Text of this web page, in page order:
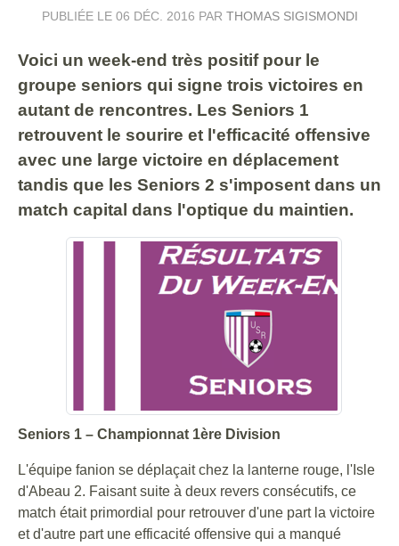
PUBLIÉE LE 06 DÉC. 2016 PAR THOMAS SIGISMONDI
Voici un week-end très positif pour le
groupe seniors qui signe trois victoires en
autant de rencontres. Les Seniors 1
retrouvent le sourire et l'efficacité offensive
avec une large victoire en déplacement
tandis que les Seniors 2 s'imposent dans un
match capital dans l'optique du maintien.
Seniors 1 – Championnat 1ère Division
L'équipe fanion se déplaçait chez la lanterne rouge, l'Isle
d'Abeau 2. Faisant suite à deux revers consécutifs, ce
match était primordial pour retrouver d'une part la victoire
et d'autre part une efficacité offensive qui a manqué